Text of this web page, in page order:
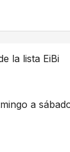
la lista EiBi
a